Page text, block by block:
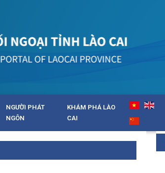
NGƯỜI PHÁT
NGÔN
KHÁM PHÁ LÀO
CAI